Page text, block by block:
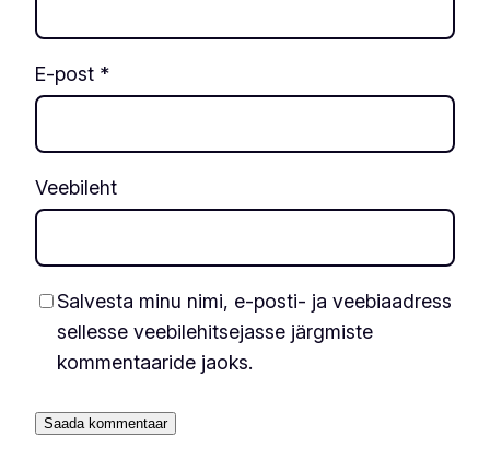
E-post *
Veebileht
Salvesta minu nimi, e-posti- ja veebiaadress
sellesse veebilehitsejasse järgmiste
kommentaaride jaoks.